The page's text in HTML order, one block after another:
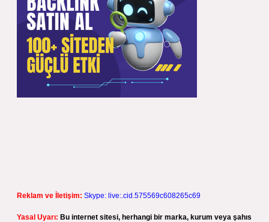
Reklam ve İletişim: Skype: live:.cid.575569c608265c69
Yasal Uyarı: Bu internet sitesi, herhangi bir marka, kurum veya şahıs